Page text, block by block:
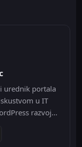
urednik portala
u IT
razvoju.
i optimizaciju